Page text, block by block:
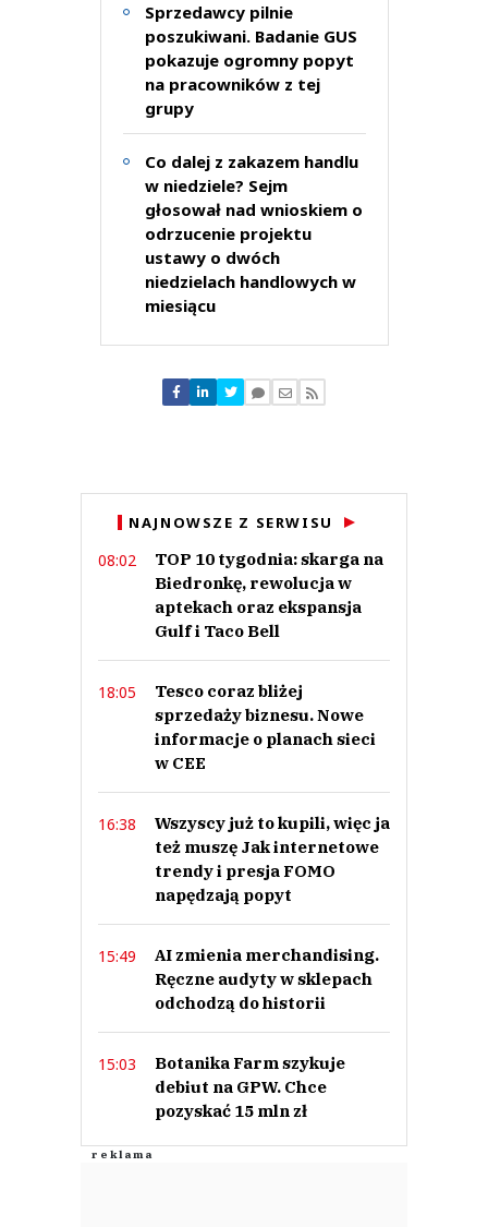
Sprzedawcy pilnie
poszukiwani. Badanie GUS
pokazuje ogromny popyt
na pracowników z tej
grupy
Co dalej z zakazem handlu
w niedziele? Sejm
głosował nad wnioskiem o
odrzucenie projektu
ustawy o dwóch
niedzielach handlowych w
miesiącu
Anuluj
NAJNOWSZE Z SERWISU
08:02
TOP 10 tygodnia: skarga na
Biedronkę, rewolucja w
aptekach oraz ekspansja
Gulf i Taco Bell
18:05
Tesco coraz bliżej
sprzedaży biznesu. Nowe
informacje o planach sieci
w CEE
16:38
Wszyscy już to kupili, więc ja
też muszę Jak internetowe
trendy i presja FOMO
napędzają popyt
15:49
AI zmienia merchandising.
Ręczne audyty w sklepach
odchodzą do historii
15:03
Botanika Farm szykuje
debiut na GPW. Chce
pozyskać 15 mln zł